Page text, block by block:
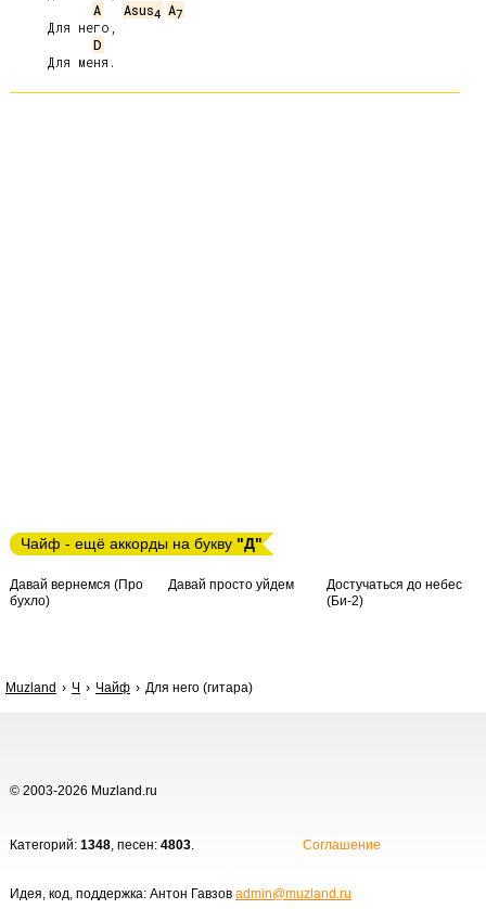
A
Asus4 A7
D
Чайф - ещё аккорды на букву "Д"
Давай вернемся (Про
бухло)
Давай просто уйдем
Достучаться до небес
(Би-2)
Muzland Ч Чайф Для него (гитара)
© 2003-2026 Muzland.ru
Категорий: 1348, песен: 4803. Соглашение
Идея, код, поддержка: Антон Гавзов admin@muzland.ru